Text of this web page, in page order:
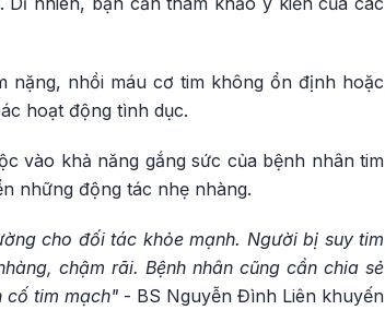
nặng, nhồi máu cơ tim không ổn định hoặc
hoạt động tình dục.
vào khả năng gắng sức của bệnh nhân tim
những động tác nhẹ nhàng.
cho đối tác khỏe mạnh. Người bị suy tim
chậm rãi. Bệnh nhân cũng cần chia sẻ
cố tim mạch"- BS Nguyễn Đình Liên khuyến